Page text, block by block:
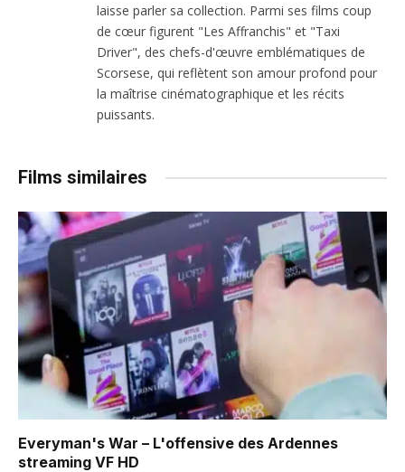
laisse parler sa collection. Parmi ses films coup
de cœur figurent "Les Affranchis" et "Taxi
Driver", des chefs-d'œuvre emblématiques de
Scorsese, qui reflètent son amour profond pour
la maîtrise cinématographique et les récits
puissants.
Films similaires
Everyman's War – L'offensive des Ardennes
streaming VF HD